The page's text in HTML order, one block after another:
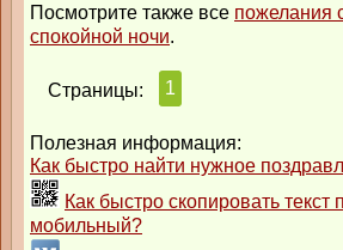
Посмотрите также все пожелания
спокойной ночи.
Страницы: 1
Полезная информация:
Как быстро найти нужное
Как быстро скопировать текст
мобильный?